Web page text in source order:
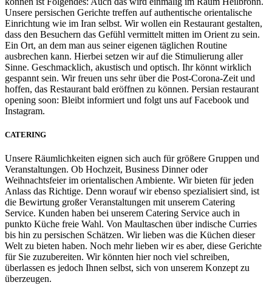
Unsere persischen Gerichte treffen auf authentische orientalische
Einrichtung wie im Iran selbst. Wir wollen ein Restaurant gestalten,
dass den Besuchern das Gefühl vermittelt mitten im Orient zu sein.
Ein Ort, an dem man aus seiner eigenen täglichen Routine
ausbrechen kann. Hierbei setzen wir auf die Stimulierung aller
Sinne. Geschmacklich, akustisch und optisch. Ihr könnt wirklich
gespannt sein. Wir freuen uns sehr über die Post-Corona-Zeit und
hoffen, das Restaurant bald eröffnen zu können. Persian restaurant
opening soon: Bleibt informiert und folgt uns auf Facebook und
Instagram.
CATERING
Unsere Räumlichkeiten eignen sich auch für größere Gruppen und
Veranstaltungen. Ob Hochzeit, Business Dinner oder
Weihnachtsfeier im orientalischen Ambiente. Wir bieten für jeden
Anlass das Richtige. Denn worauf wir ebenso spezialisiert sind, ist
die Bewirtung großer Veranstaltungen mit unserem Catering
Service. Kunden haben bei unserem Catering Service auch in
punkto Küche freie Wahl. Von Maultaschen über indische Curries
bis hin zu persischen Schätzen. Wir lieben was die Küchen dieser
Welt zu bieten haben. Noch mehr lieben wir es aber, diese Gerichte
für Sie zuzubereiten. Wir könnten hier noch viel schreiben,
überlassen es jedoch Ihnen selbst, sich von unserem Konzept zu
überzeugen.